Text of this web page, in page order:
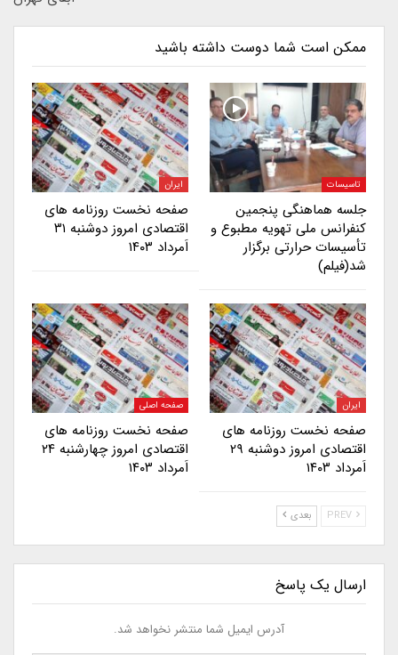
ممکن است شما دوست داشته باشید
تاسیسات
جلسه هماهنگی پنجمین
کنفرانس ملی تهویه مطبوع و
تأسیسات حرارتی برگزار
شد(فیلم)
ایران
صفحه نخست روزنامه های
اقتصادی امروز دوشنبه ۳۱
اَمرداد ۱۴۰۳
ایران
صفحه نخست روزنامه های
اقتصادی امروز دوشنبه ۲۹
اَمرداد ۱۴۰۳
صفحه اصلی
صفحه نخست روزنامه های
اقتصادی امروز چهارشنبه ۲۴
اَمرداد ۱۴۰۳
بعدی
ارسال یک پاسخ
آدرس ایمیل شما منتشر نخواهد شد.